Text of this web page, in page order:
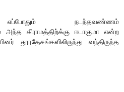
எப்போதும் நடந்தவண்ணம்
கிராமத்திற்க்கு ஈடாகுமா என்ற
தூரதேசங்களிலிருந்து வந்திருந்த